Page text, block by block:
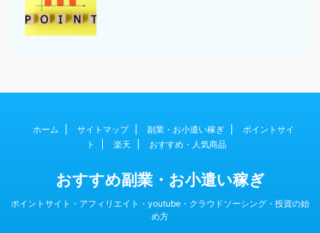
ホーム サイトマップ 副業・お小遣い稼ぎ
ポイントサイ
ト
楽天 おすすめ・人気商品
おすすめ副業・お小遣い稼ぎ
ポイントサイト・アフィリエイト・youtube・クラウドソーシング・投資の始
め方